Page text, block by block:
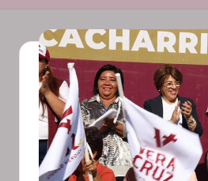
g
o
I
n
f
o